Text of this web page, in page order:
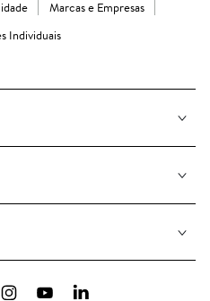
Marcas e Empresas
Individuais
InstagramYouTubeLinkedIn